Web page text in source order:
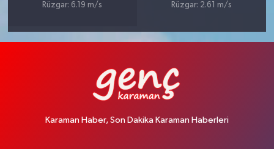
Rüzgar: 6.19 m/s
Rüzgar: 2.61 m/s
Karaman Haber, Son Dakika Karaman Haberleri